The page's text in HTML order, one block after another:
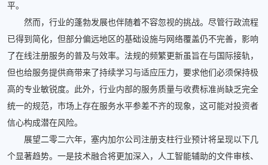
平。
然而，行业的蓬勃发展也伴随着不容忽视的挑战。尽管行政流程
已得到简化，但部分偏远地区的基础设施与网络覆盖仍不完善，影响
了在线注册服务的普及与效率。法规的频繁更新虽旨在与国际接轨，
但也给服务提供商带来了持续学习与适应压力，要求他们必须保持极
高的专业敏锐度。此外，行业内部的服务质量与收费标准尚缺乏完全
统一的规范，市场上存在服务水平参差不齐的现象，这可能对投资者
信心构成潜在风险。
展望二零二六年，塞内加尔公司注册支柱行业预计将呈现以下几
个显著趋势。一是技术融合将更加深入，人工智能辅助的文件审核、